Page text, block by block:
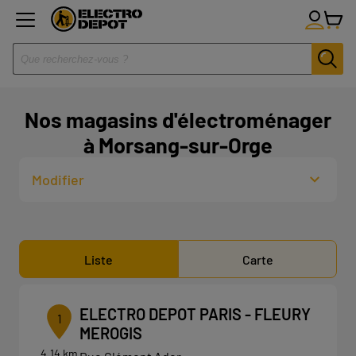
Nos magasins d'électroménager
à Morsang-sur-Orge
Modifier
Liste Carte
1
4.14 km
ELECTRO DEPOT PARIS - FLEURY
MEROGIS